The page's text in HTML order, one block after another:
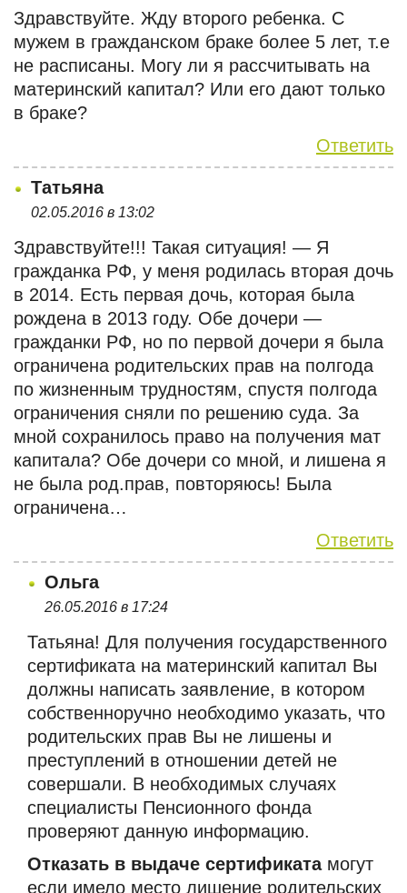
Здравствуйте. Жду второго ребенка. С
мужем в гражданском браке более 5 лет, т.е
не расписаны. Могу ли я рассчитывать на
материнский капитал? Или его дают только
в браке?
Ответить
Татьяна
02.05.2016 в 13:02
Здравствуйте!!! Такая ситуация! — Я
гражданка РФ, у меня родилась вторая дочь
в 2014. Есть первая дочь, которая была
рождена в 2013 году. Обе дочери —
гражданки РФ, но по первой дочери я была
ограничена родительских прав на полгода
по жизненным трудностям, спустя полгода
ограничения сняли по решению суда. За
мной сохранилось право на получения мат
капитала? Обе дочери со мной, и лишена я
не была род.прав, повторяюсь! Была
ограничена…
Ответить
Ольга
26.05.2016 в 17:24
Татьяна! Для получения государственного
сертификата на материнский капитал Вы
должны написать заявление, в котором
собственноручно необходимо указать, что
родительских прав Вы не лишены и
преступлений в отношении детей не
совершали. В необходимых случаях
специалисты Пенсионного фонда
проверяют данную информацию.
Отказать в выдаче сертификатамогут
если имело место лишение родительских